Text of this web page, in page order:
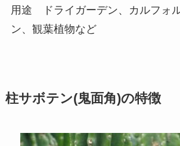
用途 ドライガーデン、カルフォ
ン、観葉植物など
柱サボテン(鬼面角)の特徴